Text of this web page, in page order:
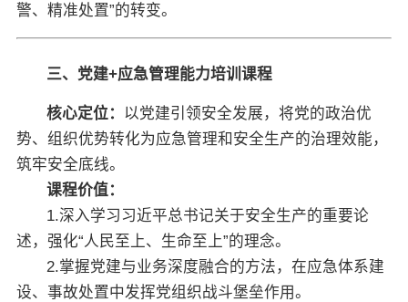
警、精准处置”的转变。
三、党建+应急管理能力培训课程
核心定位： 以党建引领安全发展，将党的政治优
势、组织优势转化为应急管理和安全生产的治理效能，
筑牢安全底线。
课程价值：
1.深入学习习近平总书记关于安全生产的重要论
述，强化“人民至上、生命至上”的理念。
2.掌握党建与业务深度融合的方法，在应急体系建
设、事故处置中发挥党组织战斗堡垒作用。